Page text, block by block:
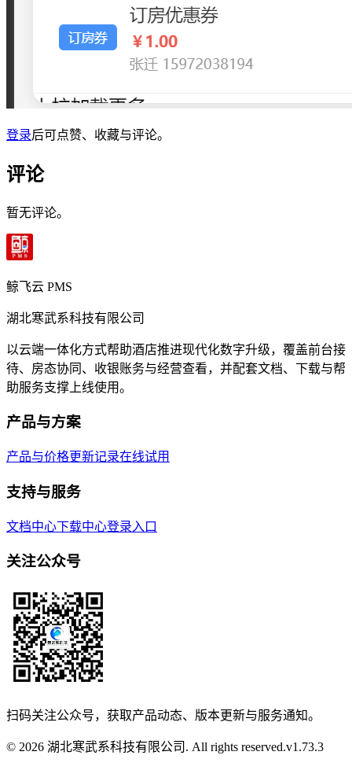
登录后可点赞、收藏与评论。
评论
暂无评论。
鲸飞云 PMS
湖北寒武系科技有限公司
以云端一体化方式帮助酒店推进现代化数字升级，覆盖前台接
待、房态协同、收银账务与经营查看，并配套文档、下载与帮
助服务支撑上线使用。
产品与方案
产品与价格更新记录在线试用
支持与服务
文档中心下载中心登录入口
关注公众号
扫码关注公众号，获取产品动态、版本更新与服务通知。
© 2026 湖北寒武系科技有限公司. All rights reserved.v1.73.3